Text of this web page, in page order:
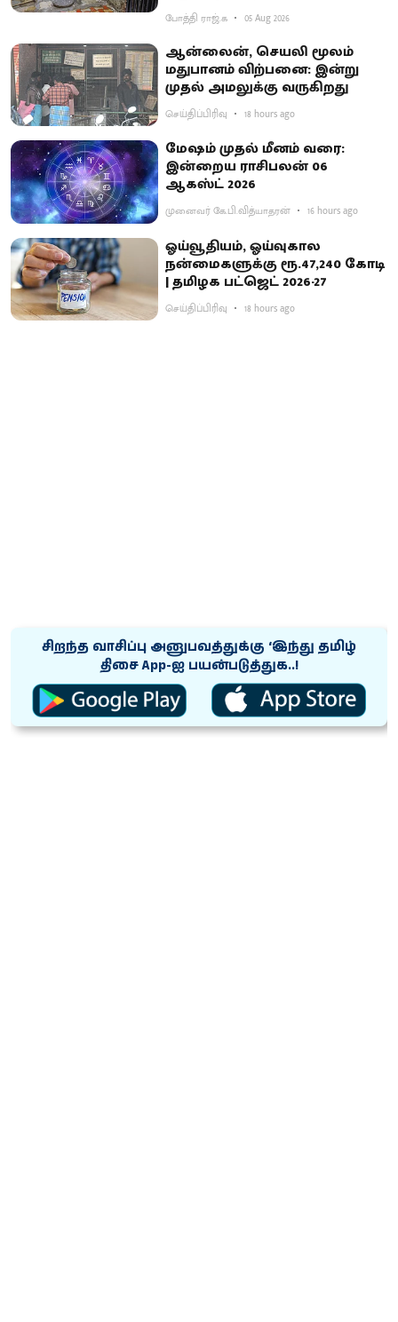
போத்தி ராஜ்.க 05 Aug 2026
ஆன்லைன், செயலி மூலம்
மதுபானம் விற்பனை: இன்று
முதல் அமலுக்கு வருகிறது
செய்திப்பிரிவு 18 hours ago
மேஷம் முதல் மீனம் வரை:
இன்றைய ராசிபலன் 06
ஆகஸ்ட் 2026
முனைவர் கே.பி.வித்யாதரன் 16 hours ago
ஓய்வூதியம், ஓய்வுகால
நன்மைகளுக்கு ரூ.47,240 கோடி
| தமிழக பட்ஜெட் 2026-27
செய்திப்பிரிவு 18 hours ago
சிறந்த வாசிப்பு அனுபவத்துக்கு ‘இந்து தமிழ்
திசை App-ஐ பயன்படுத்துக..!